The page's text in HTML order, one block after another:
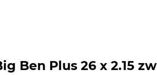
Ben Plus 26 x 2.15 zw